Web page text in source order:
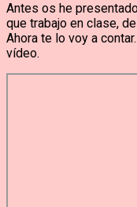
Antes os he
que trabajo en clase,
Ahora te lo voy a
vídeo.